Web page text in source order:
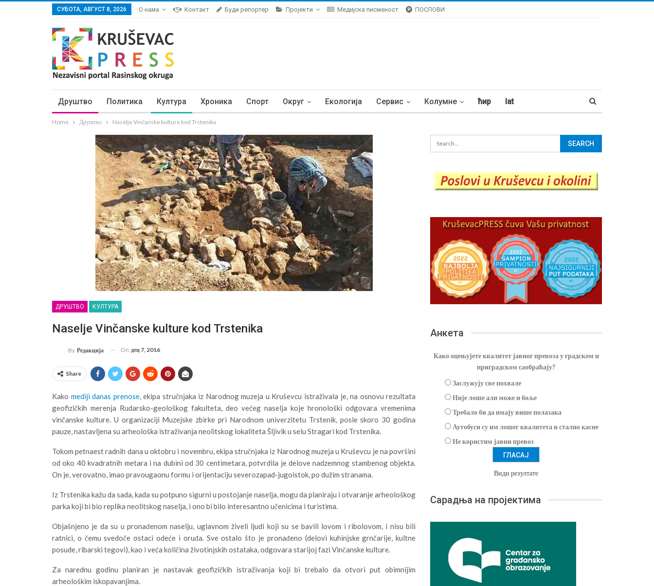
СУБОТА, АВГУСТ 8, 2026 О нама Контакт Буди репортер Пројекти Медијска писменост ПОСЛОВИ
Друштво Политика Култура Хроника Спорт Округ Екологија Сервис Колумне ћир lat
Home Друштво Naselje Vinčanske kulture kod Trstenika
ДРУШТВО КУЛТУРА
Naselje Vinčanske kulture kod Trstenika
By Редакција On дец 7, 2016
Share
Kako mediji danas prenose, ekipa stručnjaka iz Narodnog muzeja u Kruševcu istraživala je, na osnovu rezultata
geofizičkih merenja Rudarsko-geološkog fakulteta, deo većeg naselja koje hronološki odgovara vremenima
vinčanske kulture. U organizaciji Muzejske zbirke pri Narodnom univerzitetu Trstenik, posle skoro 30 godina
pauze, nastavljena su arheološka istraživanja neolitskog lokaliteta Šljivik u selu Stragari kod Trstenika.
Tokom petnaest radnih dana u oktobru i novembru, ekipa stručnjaka iz Narodnog muzeja u Kruševcu je na površini
od oko 40 kvadratnih metara i na dubini od 30 centimetara, potvrdila je delove nadzemnog stambenog objekta.
On je, verovatno, imao pravougaonu formu i orijentaciju severozapad-jugoistok, po dužim stranama.
Iz Trstenika kažu da sada, kada su potpuno sigurni u postojanje naselja, mogu da planiraju i otvaranje arheološkog
parka koji bi bio replika neolitskog naselja, i ono bi bilo interesantno učenicima i turistima.
Objašnjeno je da su u pronađenom naselju, uglavnom živeli ljudi koji su se bavili lovom i ribolovom, i nisu bili
ratnici, o čemu svedoče ostaci odeće i oruđa. Sve ostalo što je pronađeno (delovi kuhinjske grnčarije, kultne
posude, ribarski tegovi), kao i veća količina životinjskih ostataka, odgovara starijoj fazi Vinčanske kulture.
Za narednu godinu planiran je nastavak geofizičkih istraživanja koji bi trebalo da otvori put obimnijim
arheološkim iskopavanjima.
Анкета
Како оцењујете квалитет јавног превоза у градском и
приградском саобраћају?
Заслужују све похвале
Није лоше али може и боље
Требало би да имају више полазака
Аутобуси су им лошег квалитета и стално касне
Не користим јавни превоз
Види резултате
Сарадња на пројектима